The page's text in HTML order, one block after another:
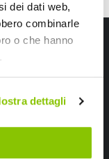
dei dati web,
combinarle
o che hanno
dettagli